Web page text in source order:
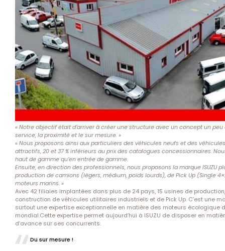
« Notre objectif était d’arriver à créer une structure avec un concept un
service, la proximité et le sur mesure. »
«Nous proposons ainsi aux particuliers des véhicules neufs et des
attractifs, 20 et 37 % inférieurs au prix des catalogues concessionnaires.
haut de gamme qu’en entrée de gamme.
Ensuite, en direction des professionnels, nous proposons la marque ISUZU
production de camions (légers, médium, poids lourds), de Pick Up (Single
moteurs marins. »
Avec 42 filiales implantées dans plus de 24 pays, 15 usines de
construction de véhicules utilitaires industriels et de Pick Up. C’est une
surtout une expertise exceptionnelle en matière des moteurs
mondial.Cette expertise permet aujourd’hui à ISUZU de disposer en
d’avance sur ses concurrents.
Du sur mesure !